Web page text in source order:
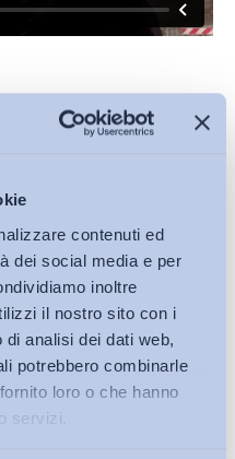
contenuti ed
dei social media e per
inoltre
il nostro sito con i
analisi dei dati web,
potrebbero combinarle
loro o che hanno
servizi.